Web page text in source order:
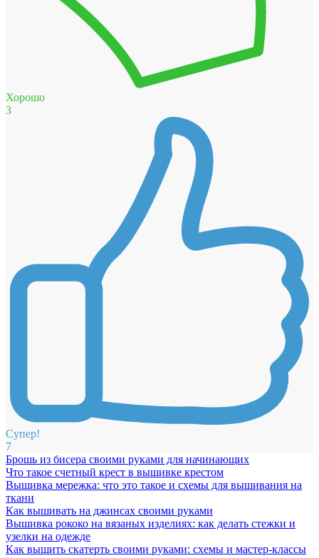
Хорошо
3
Супер!
7
Брошь из бисера своими руками для начинающих
Что такое счетный крест в вышивке крестом
Вышивка мережка: что это такое и схемы для вышивания на
ткани
Как вышивать на джинсах своими руками
Вышивка рококо на вязаных изделиях: как делать стежки и
узелки на одежде
Как вышить скатерть своими руками: схемы и мастер-классы